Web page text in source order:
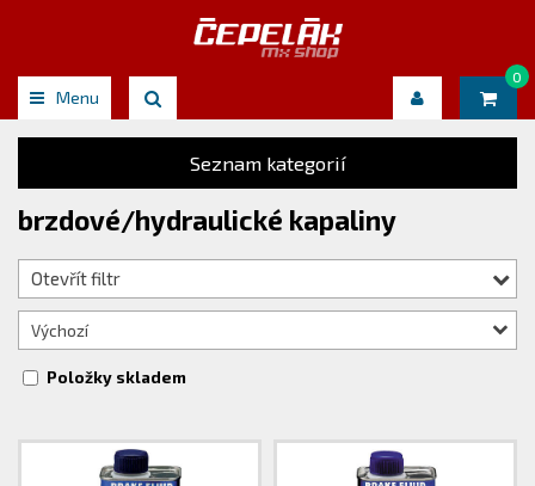
Menu
0
Seznam kategorií
brzdové/hydraulické kapaliny
Otevřít filtr
Výchozí
Položky skladem